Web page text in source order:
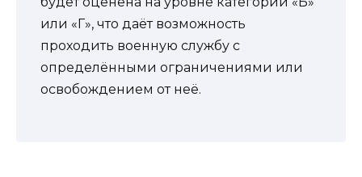
или «Г», что даёт возможность
проходить военную службу с
определёнными ограничениями или
освобождением от неё.